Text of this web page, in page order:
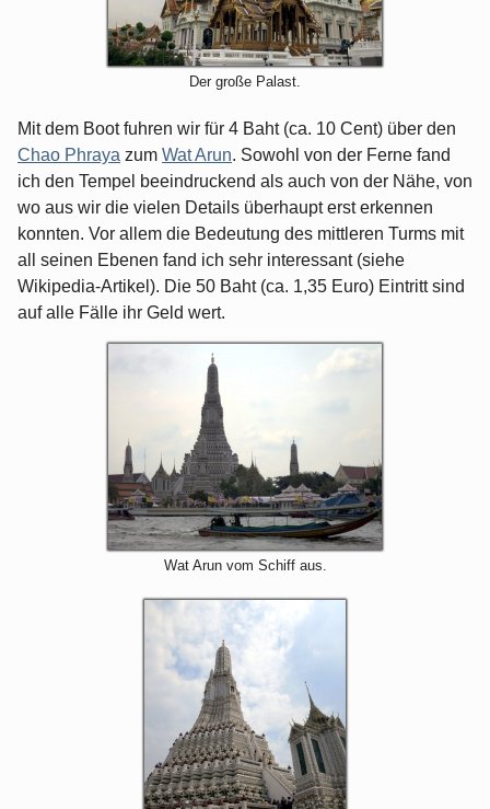
Der große Palast.
Mit dem Boot fuhren wir für 4 Baht (ca. 10 Cent) über den
Chao Phraya zum Wat Arun. Sowohl von der Ferne fand
ich den Tempel beeindruckend als auch von der Nähe, von
wo aus wir die vielen Details überhaupt erst erkennen
konnten. Vor allem die Bedeutung des mittleren Turms mit
all seinen Ebenen fand ich sehr interessant (siehe
Wikipedia-Artikel). Die 50 Baht (ca. 1,35 Euro) Eintritt sind
auf alle Fälle ihr Geld wert.
Wat Arun vom Schiff aus.